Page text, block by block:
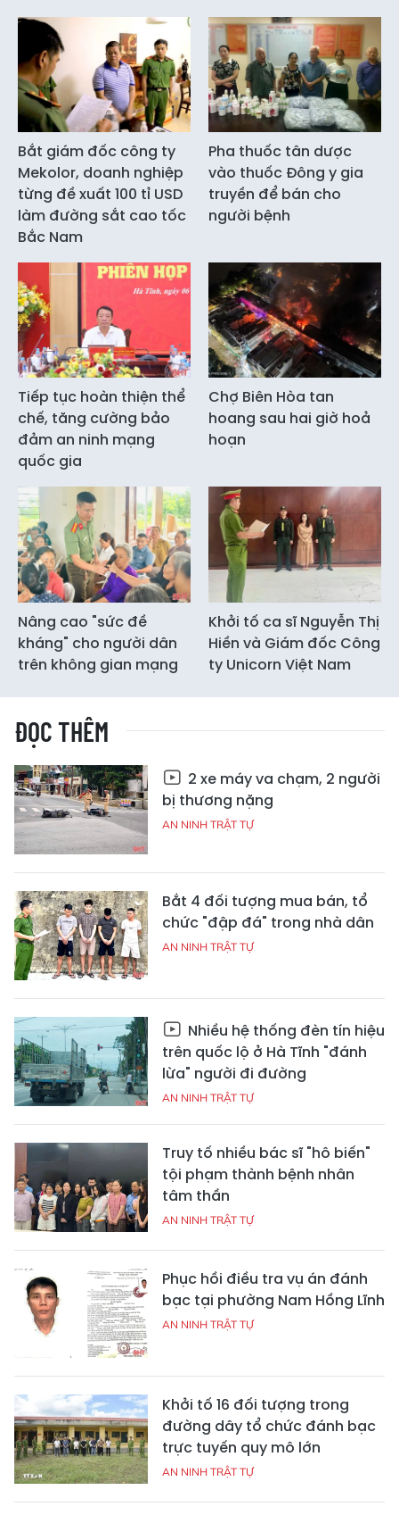
Bắt giám đốc công ty
Mekolor, doanh nghiệp
từng đề xuất 100 tỉ USD
làm đường sắt cao tốc
Bắc Nam
Pha thuốc tân dược
vào thuốc Đông y gia
truyền để bán cho
người bệnh
Tiếp tục hoàn thiện thể
chế, tăng cường bảo
đảm an ninh mạng
quốc gia
Chợ Biên Hòa tan
hoang sau hai giờ hoả
hoạn
Nâng cao "sức đề
kháng" cho người dân
trên không gian mạng
Khởi tố ca sĩ Nguyễn Thị
Hiền và Giám đốc Công
ty Unicorn Việt Nam
ĐỌC THÊM
2 xe máy va chạm, 2 người
bị thương nặng
AN NINH TRẬT TỰ
Bắt 4 đối tượng mua bán, tổ
chức "đập đá" trong nhà dân
AN NINH TRẬT TỰ
Nhiều hệ thống đèn tín hiệu
trên quốc lộ ở Hà Tĩnh "đánh
lừa" người đi đường
AN NINH TRẬT TỰ
Truy tố nhiều bác sĩ "hô biến"
tội phạm thành bệnh nhân
tâm thần
AN NINH TRẬT TỰ
Phục hồi điều tra vụ án đánh
bạc tại phường Nam Hồng Lĩnh
AN NINH TRẬT TỰ
Khởi tố 16 đối tượng trong
đường dây tổ chức đánh bạc
trực tuyến quy mô lớn
AN NINH TRẬT TỰ